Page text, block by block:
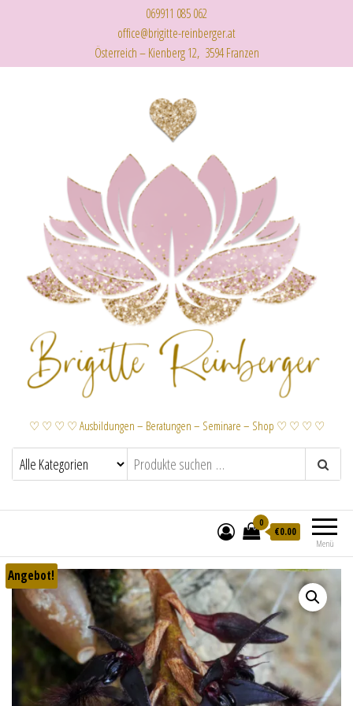
069911 085 062
office@brigitte-reinberger.at
Österreich – Kienberg 12, 3594 Franzen
♡ ♡ ♡ ♡ Ausbildungen – Beratungen – Seminare – Shop ♡ ♡ ♡ ♡
Menü
0
€0.00
Angebot!